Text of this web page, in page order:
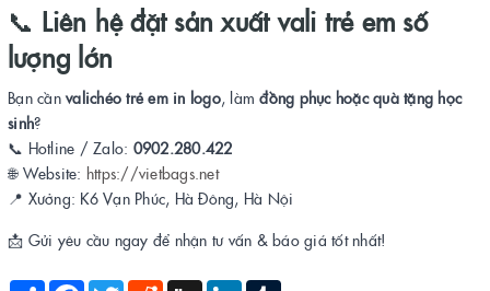
📞 Liên hệ đặt sản xuất vali trẻ em số
lượng lớn
Bạn cầnvalichéo trẻ em in logo, làmđồng phục hoặc quà tặng học
sinh?
📞 Hotline / Zalo: 0902.280.422
🌐 Website: https://vietbags.net
📍 Xưởng: K6 Vạn Phúc, Hà Đông, Hà Nội
📩 Gửi yêu cầu ngay để nhận tư vấn & báo giá tốt nhất!